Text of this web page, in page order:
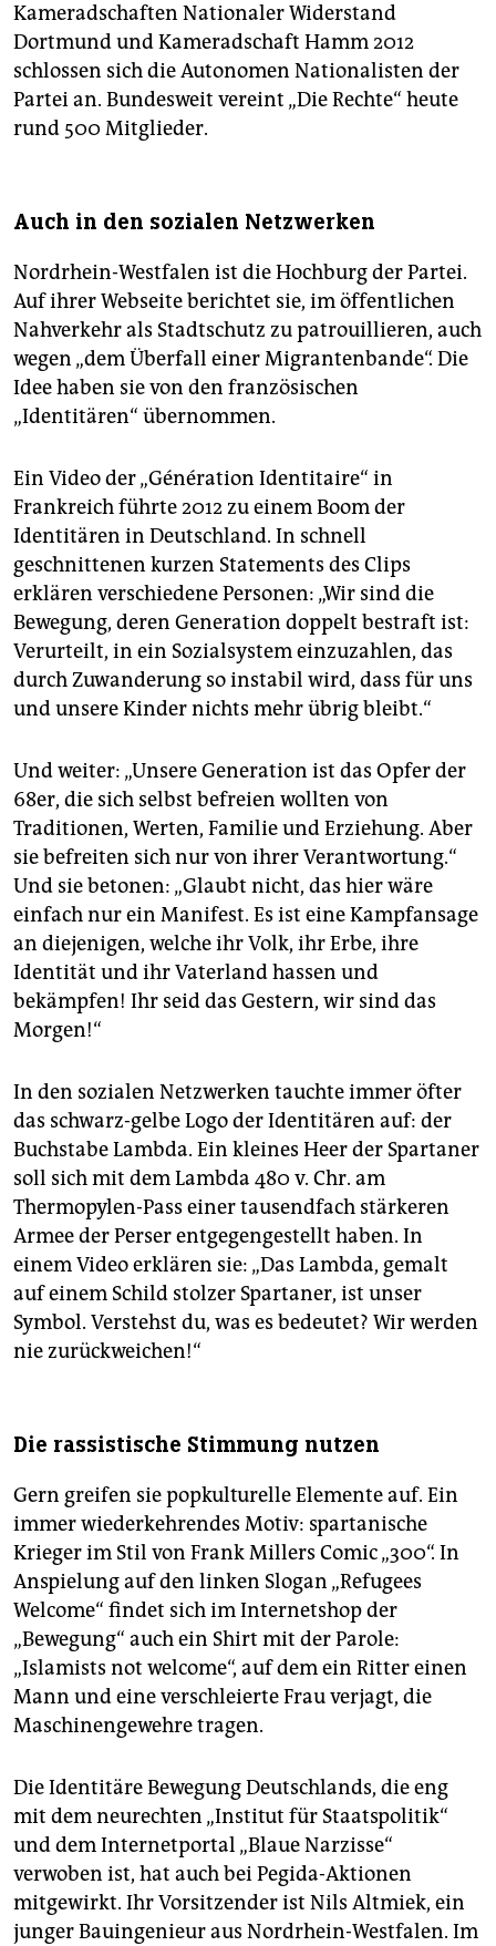
Kameradschaften Nationaler Widerstand
Dortmund und Kameradschaft Hamm 2012
schlossen sich die Autonomen Nationalisten der
Partei an. Bundesweit vereint „Die Rechte“ heute
rund 500 Mitglieder.
Auch in den sozialen Netzwerken
Nordrhein-Westfalen ist die Hochburg der Partei.
Auf ihrer Webseite berichtet sie, im öffentlichen
Nahverkehr als Stadtschutz zu patrouillieren, auch
wegen „dem Überfall einer Migrantenbande“. Die
Idee haben sie von den französischen
„Identitären“ übernommen.
Ein Video der „Génération Identitaire“ in
Frankreich führte 2012 zu einem Boom der
Identitären in Deutschland. In schnell
geschnittenen kurzen Statements des Clips
erklären verschiedene Personen: „Wir sind die
Bewegung, deren Generation doppelt bestraft ist:
Verurteilt, in ein Sozialsystem einzuzahlen, das
durch Zuwanderung so instabil wird, dass für uns
und unsere Kinder nichts mehr übrig bleibt.“
Und weiter: „Unsere Generation ist das Opfer der
68er, die sich selbst befreien wollten von
Traditionen, Werten, Familie und Erziehung. Aber
sie befreiten sich nur von ihrer Verantwortung.“
Und sie betonen: „Glaubt nicht, das hier wäre
einfach nur ein Manifest. Es ist eine Kampfansage
an diejenigen, welche ihr Volk, ihr Erbe, ihre
Identität und ihr Vaterland hassen und
bekämpfen! Ihr seid das Gestern, wir sind das
Morgen!“
In den sozialen Netzwerken tauchte immer öfter
das schwarz-gelbe Logo der Identitären auf: der
Buchstabe Lambda. Ein kleines Heer der Spartaner
soll sich mit dem Lambda 480 v. Chr. am
Thermopylen-Pass einer tausendfach stärkeren
Armee der Perser entgegengestellt haben. In
einem Video erklären sie: „Das Lambda, gemalt
auf einem Schild stolzer Spartaner, ist unser
Symbol. Verstehst du, was es bedeutet? Wir werden
nie zurückweichen!“
Die rassistische Stimmung nutzen
Gern greifen sie popkulturelle Elemente auf. Ein
immer wiederkehrendes Motiv: spartanische
Krieger im Stil von Frank Millers Comic „300“. In
Anspielung auf den linken Slogan „Refugees
Welcome“ findet sich im Internetshop der
„Bewegung“ auch ein Shirt mit der Parole:
„Islamists not welcome“, auf dem ein Ritter einen
Mann und eine verschleierte Frau verjagt, die
Maschinengewehre tragen.
Die Identitäre Bewegung Deutschlands, die eng
mit dem neurechten „Institut für Staatspolitik“
und dem Internetportal „Blaue Narzisse“
verwoben ist, hat auch bei Pegida-Aktionen
mitgewirkt. Ihr Vorsitzender ist Nils Altmiek, ein
junger Bauingenieur aus Nordrhein-Westfalen. Im